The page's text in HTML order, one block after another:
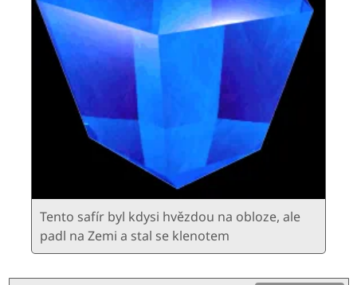
Tento safír byl kdysi hvězdou na obloze, ale
padl na Zemi a stal se klenotem